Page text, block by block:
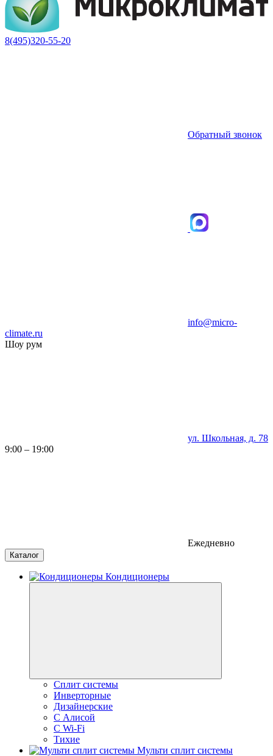
8(495)320-55-20
Обратный звонок
info@micro-
climate.ru
Шоу рум
ул. Школьная, д. 78
9:00 – 19:00
Ежедневно
Каталог
Кондиционеры
Сплит системы
Инверторные
Дизайнерские
С Алисой
C Wi-Fi
Тихие
Мульти сплит системы